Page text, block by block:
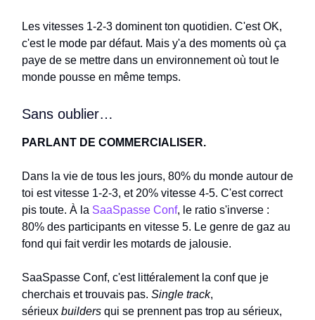
Les vitesses 1-2-3 dominent ton quotidien. C'est OK,
c'est le mode par défaut. Mais y'a des moments où ça
paye de se mettre dans un environnement où tout le
monde pousse en même temps.
Sans oublier…
PARLANT DE COMMERCIALISER.
Dans la vie de tous les jours, 80% du monde autour de
toi est vitesse 1-2-3, et 20% vitesse 4-5. C'est correct
pis toute. À la SaaSpasse Conf, le ratio s'inverse :
80% des participants en vitesse 5. Le genre de gaz au
fond qui fait verdir les motards de jalousie.
SaaSpasse Conf, c'est littéralement la conf que je
cherchais et trouvais pas. Single track,
sérieux builders qui se prennent pas trop au sérieux,